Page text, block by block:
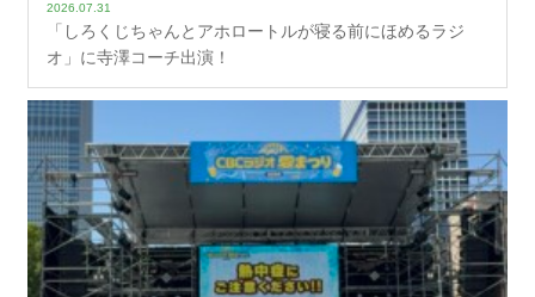
2026.07.31
「しろくじちゃんとアホロートルが寝る前にほめるラジ
オ」に寺澤コーチ出演！